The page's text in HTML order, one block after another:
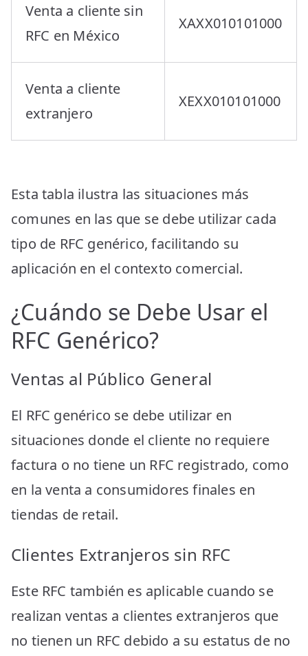
Venta a cliente sin
RFC en México
XAXX010101000
Venta a cliente
extranjero
XEXX010101000
Esta tabla ilustra las situaciones más
comunes en las que se debe utilizar cada
tipo de RFC genérico, facilitando su
aplicación en el contexto comercial.
¿Cuándo se Debe Usar el
RFC Genérico?
Ventas al Público General
El RFC genérico se debe utilizar en
situaciones donde el cliente no requiere
factura o no tiene un RFC registrado, como
en la venta a consumidores finales en
tiendas de retail.
Clientes Extranjeros sin RFC
Este RFC también es aplicable cuando se
realizan ventas a clientes extranjeros que
no tienen un RFC debido a su estatus de no